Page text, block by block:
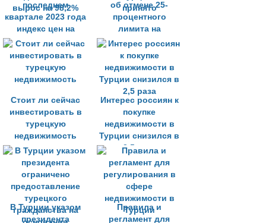
последнем
квартале 2023 года
индекс цен на
коммерческую
недвижимость
вырос на 98,2%
об отмене 25-
процентного
лимита на
повышение аренды
в Турции не
принято
Стоит ли сейчас
инвестировать в
турецкую
недвижимость
Интерес россиян к
покупке
недвижимости в
Турции снизился в
2,5 раза
В Турции указом
президента
Правила и
регламент для